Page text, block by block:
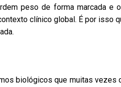
peso de forma marcada e
clínico global. É por isso
biológicos que muitas vezes